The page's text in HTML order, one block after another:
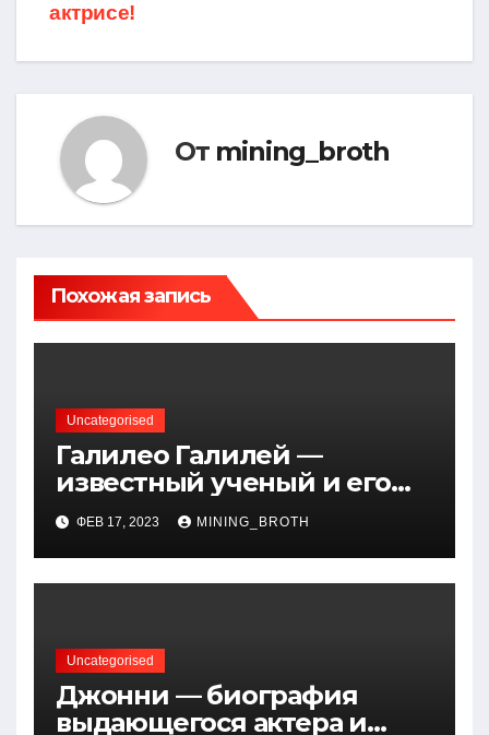
актрисе!
От mining_broth
Похожая запись
Uncategorised
Галилео Галилей —
известный ученый и его
открытия — краткая
биография, достижения и
вклад в науку
ФЕВ 17, 2023 MINING_BROTH
Uncategorised
Джонни — биография
выдающегося актера и